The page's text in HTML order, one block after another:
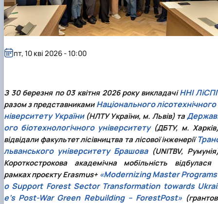
З 30 березня по 03 квітня 2026 року викладачіННІ
разом з представникамиНаціонального лісотехнічного
ніверситету України(НЛТУ України, м. Львів) та
ого біотехнологічного університету(ДБТУ, м.
відвідали факультет лісівництва та лісової інженерії
льванського університету Брашова(UNITBV,
Короткострокова академічна мобільність відбулася
рамках проєкту Erasmus+ «Modernizing Master
o Support Forest Sector Transformation towards
e's Post-War Green Rebuilding – ForestPost»
пт, 10 кві 2026 - 10:00